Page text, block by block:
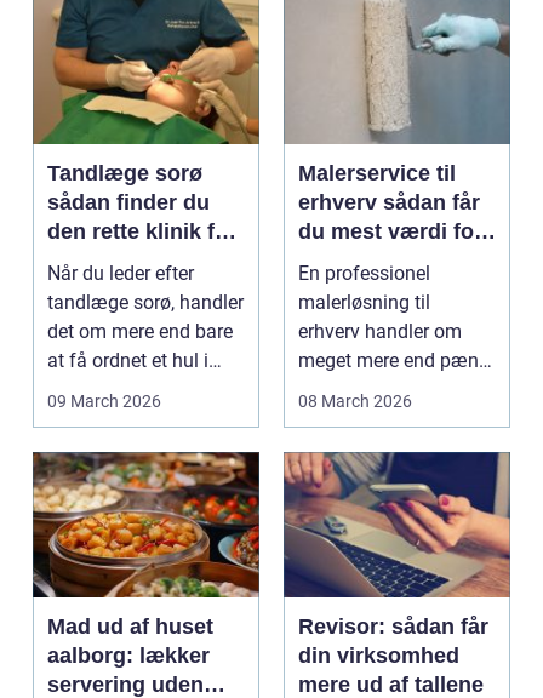
Tandlæge sorø
sådan finder du
den rette klinik for
dig
Når du leder efter
tandlæge sorø, handler
det om mere end bare
at få ordnet et hul i
tanden. For man...
09 March 2026
Malerservice til
erhverv sådan får
du mest værdi for
pengene
En professionel
malerløsning til
erhverv handler om
meget mere end pæne
vægge. Malerarbejde
08 March 2026
Mad ud af huset
aalborg: lækker
servering uden
Revisor: sådan får
din virksomhed
mere ud af tallene